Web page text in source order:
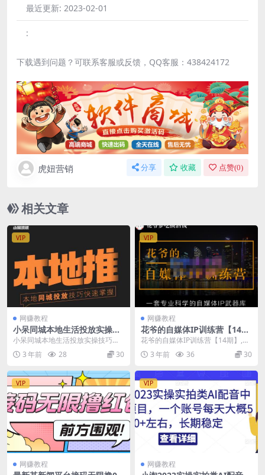
最近更新: 2023-02-01
:
下载遇到问题？可联系客服或反馈，QQ客服：438424172
虎妞营销 分享 收藏 点赞(0)
相关文章
VIP
网赚教程
小呆同城本地生活投放实操技
巧，掌握同城流量，掌握同城
运营核心
小呆同城本地生活投放实操技巧，
掌握同城流量，掌握同城运营核心
课程目录： 第1节...
3 年前 28 30
VIP
网赚教程
花爷的自媒体IP训练营【14
期】,一套专业科学的自媒体IP
武器库（更新2023年3月）
花爷的自媒体IP训练营【14期】,一
套专业科学的自媒体IP武器库（更
新2023年...
3 年前 36 30
VIP
网赚教程
VIP
网赚教程